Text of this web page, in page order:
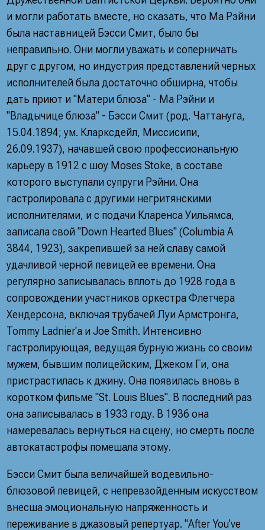
и могли работать вместе, но сказать, что Ма Рэйни
была наставницей Бэсси Смит, было бы
неправильно. Они могли уважать и соперничать
друг с другом, но индустрия представлений черных
исполнителей была достаточно обширна, чтобы
дать приют и "Матери блюза" - Ма Рэйни и
"Владычице блюза" - Бэсси Смит (род. Чаттануга,
15.04.1894; ум. Кларксдейл, Миссисипи,
26.09.1937), начавшей свою профессиональную
карьеру в 1912 с шоу Moses Stoke, в составе
которого выступали супруги Рэйни. Она
гастролировала с другими негритянскими
исполнителями, и с подачи Кларенса Уильямса,
записала свой "Down Hearted Blues" (Columbia A
3844, 1923), закрепившей за ней славу самой
удачливой черной певицей ее времени. Она
регулярно записывалась вплоть до 1928 года в
сопровождении участников оркестра Флетчера
Хендерсона, включая трубачей Луи Армстронга,
Tommy Ladnier'a и Joe Smith. Интенсивно
гастролирующая, ведущая бурную жизнь со своим
мужем, бывшим полицейским, Джеком Ги, она
пристрастилась к джину. Она появилась вновь в
коротком фильме "St. Louis Blues". В последний раз
она записывалась в 1933 году. В 1936 она
намеревалась вернуться на сцену, но смерть после
автокатастрофы помешала этому.
Бэсси Смит была величайшей водевильно-
блюзовой певицей, с непревзойденным искусством
внесша эмоциональную напряженность и
переживание в джазовый репертуар. "After You've